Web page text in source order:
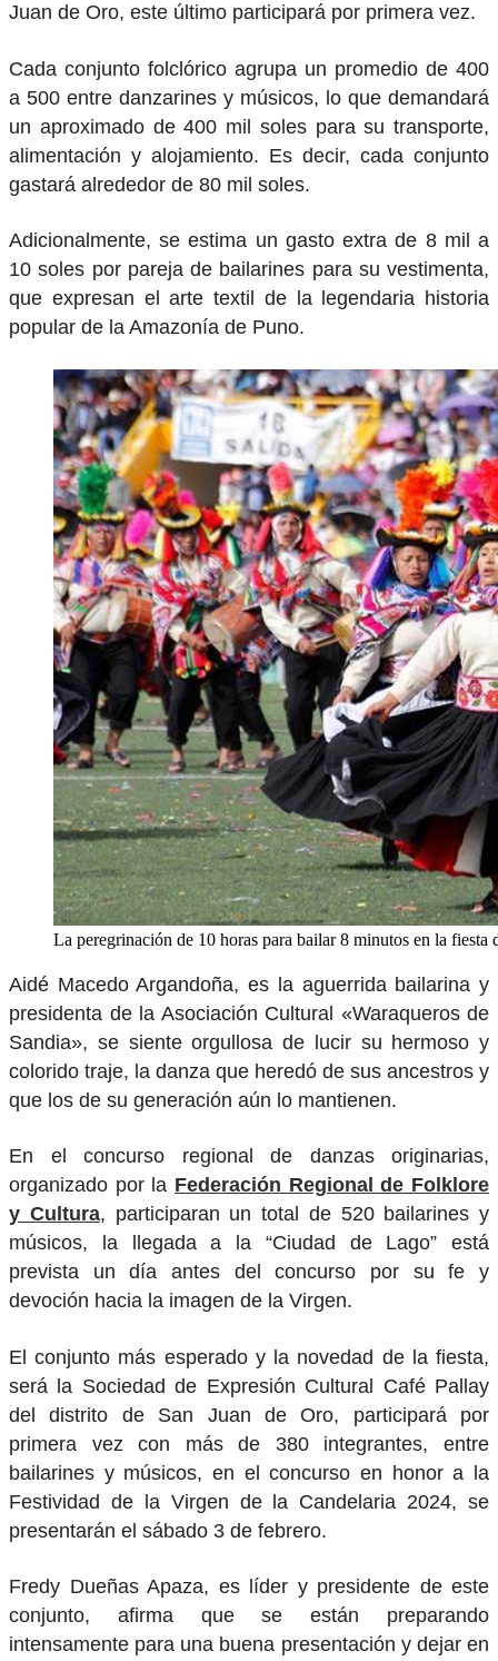
Juan de Oro, este último participará por primera vez.
Cada conjunto folclórico agrupa un promedio de 400
a 500 entre danzarines y músicos, lo que demandará
un aproximado de 400 mil soles para su transporte,
alimentación y alojamiento. Es decir, cada conjunto
gastará alrededor de 80 mil soles.
Adicionalmente, se estima un gasto extra de 8 mil a
10 soles por pareja de bailarines para su vestimenta,
que expresan el arte textil de la legendaria historia
popular de la Amazonía de Puno.
La peregrinación de 10 horas para bailar 8 minutos en la fiesta
Aidé Macedo Argandoña, es la aguerrida bailarina y
presidenta de la Asociación Cultural «Waraqueros de
Sandia», se siente orgullosa de lucir su hermoso y
colorido traje, la danza que heredó de sus ancestros y
que los de su generación aún lo mantienen.
En el concurso regional de danzas originarias,
organizado por la Federación Regional de Folklore
y Cultura, participaran un total de 520 bailarines y
músicos, la llegada a la “Ciudad de Lago” está
prevista un día antes del concurso por su fe y
devoción hacia la imagen de la Virgen.
El conjunto más esperado y la novedad de la fiesta,
será la Sociedad de Expresión Cultural Café Pallay
del distrito de San Juan de Oro, participará por
primera vez con más de 380 integrantes, entre
bailarines y músicos, en el concurso en honor a la
Festividad de la Virgen de la Candelaria 2024, se
presentarán el sábado 3 de febrero.
Fredy Dueñas Apaza, es líder y presidente de este
conjunto, afirma que se están preparando
intensamente para una buena presentación y dejar en